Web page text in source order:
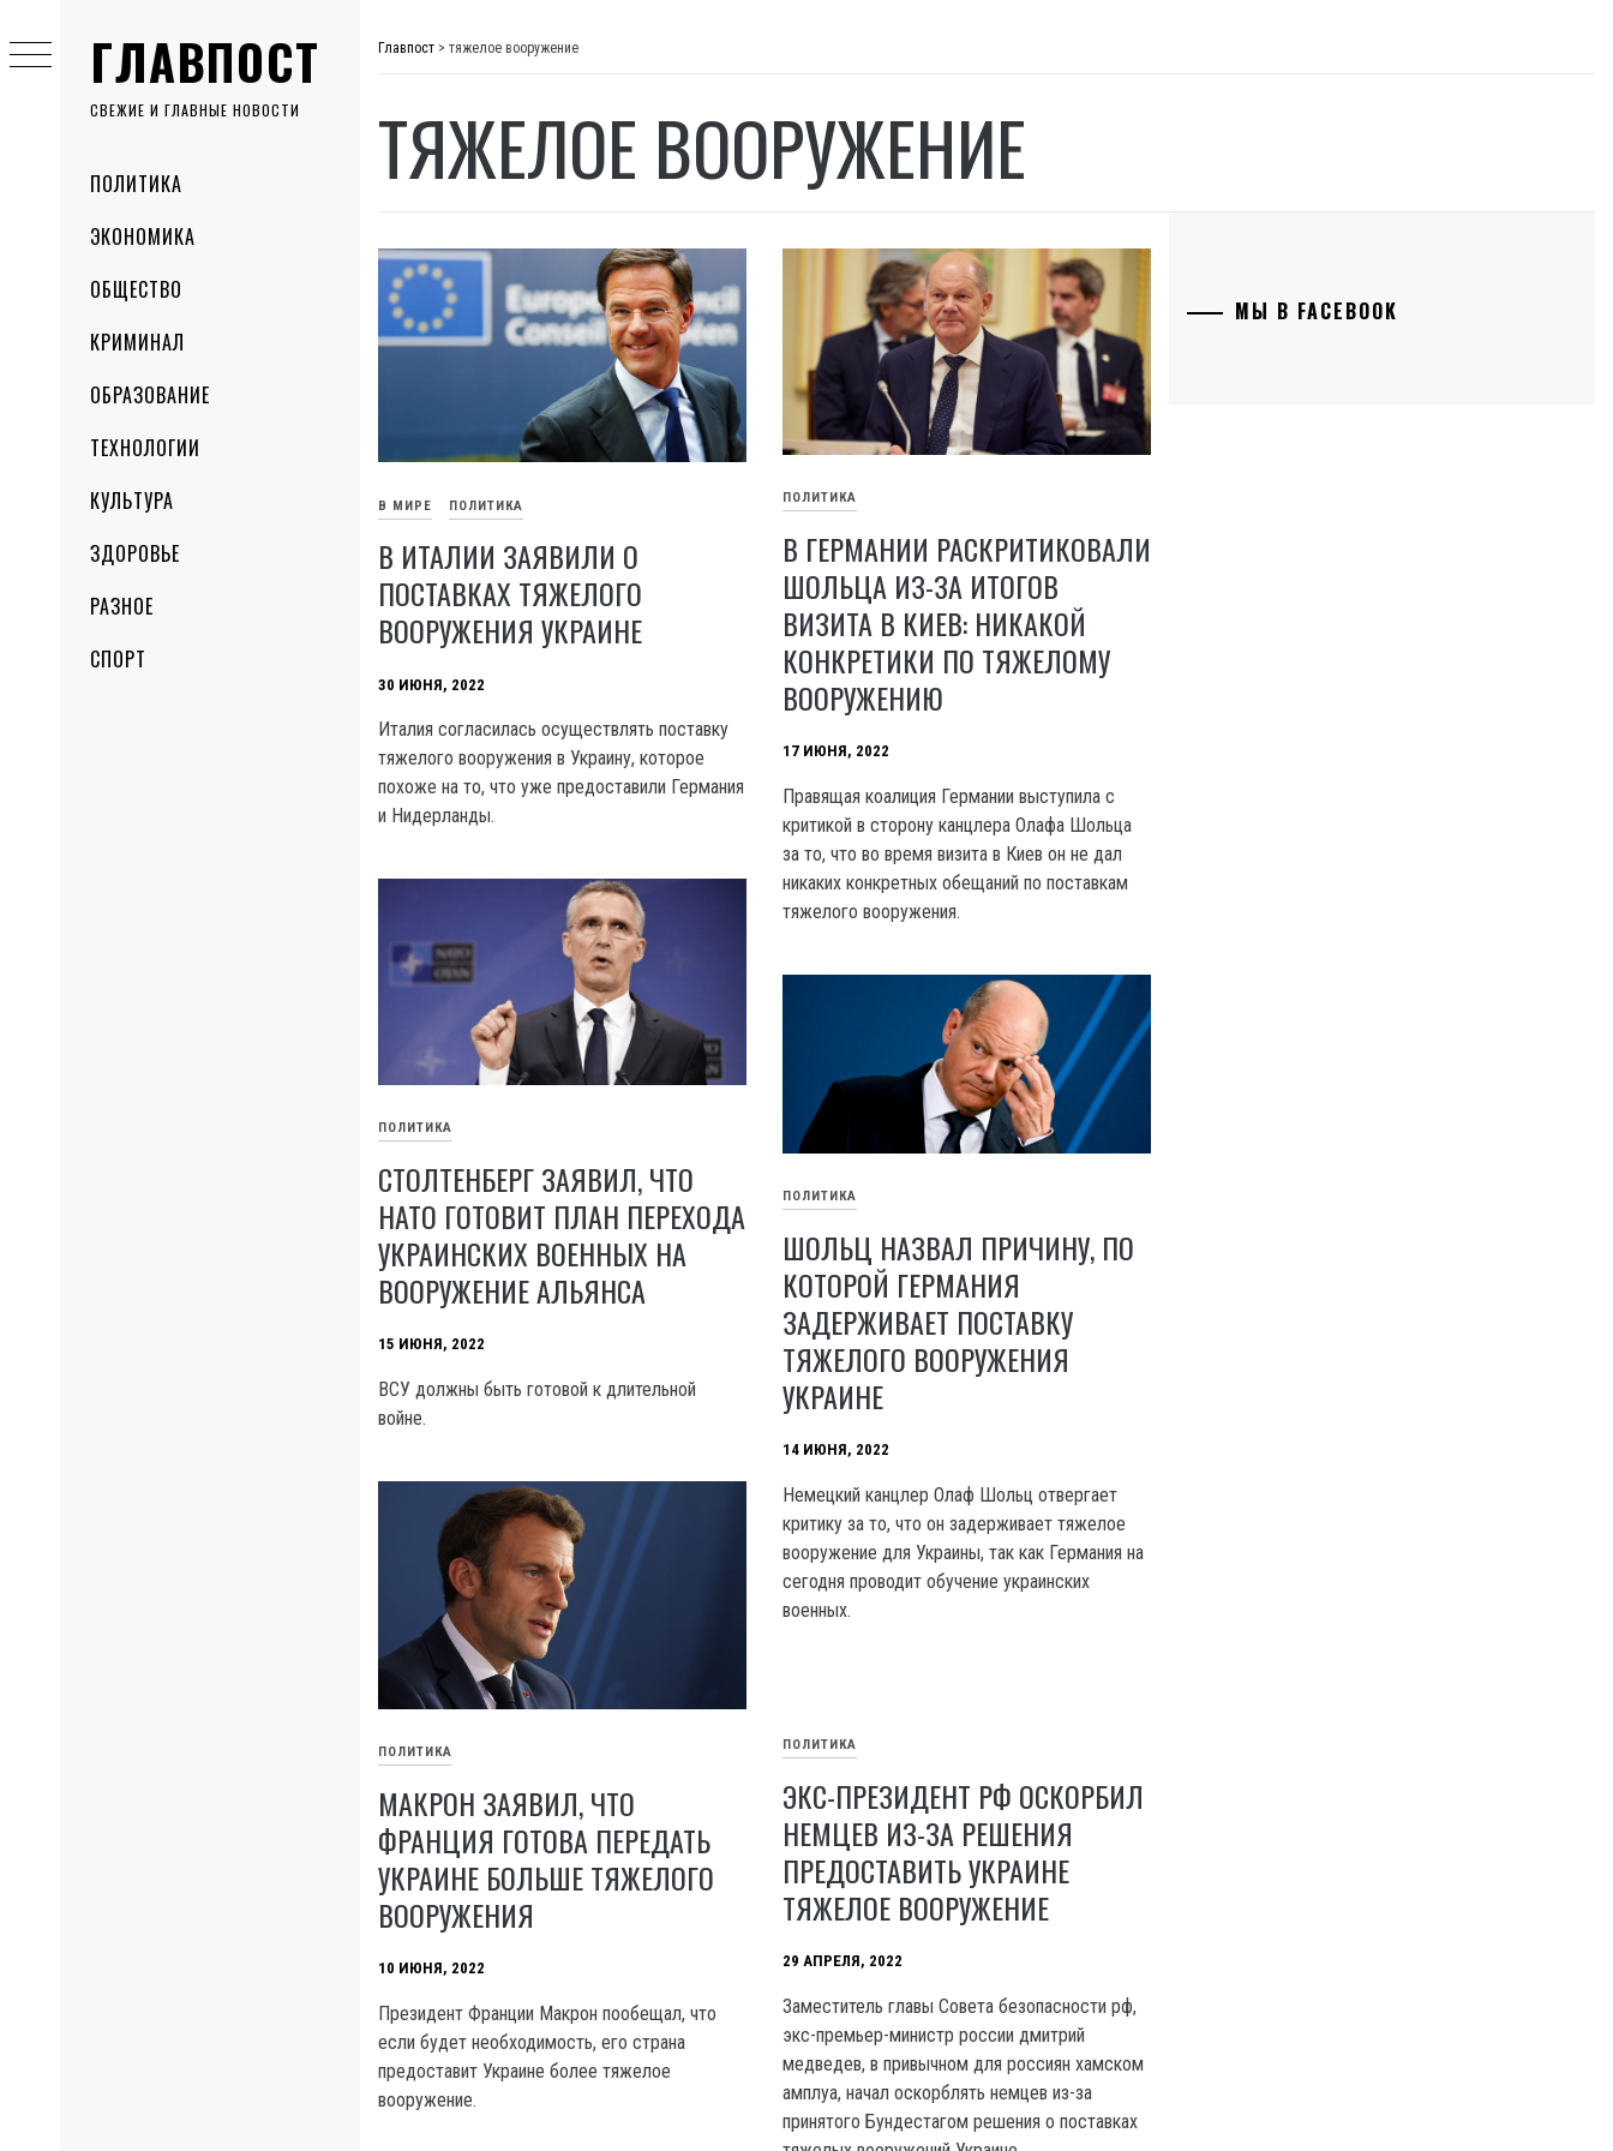
ГЛАВПОСТ
СВЕЖИЕ И ГЛАВНЫЕ НОВОСТИ
MenuПОЛИТИКА
ЭКОНОМИКА
ОБЩЕСТВО
КРИМИНАЛ
ОБРАЗОВАНИЕ
ТЕХНОЛОГИИ
КУЛЬТУРА
ЗДОРОВЬЕ
РАЗНОЕ
СПОРТ
to
content
Главпост > тяжелое вооружение
ТЯЖЕЛОЕ ВООРУЖЕНИЕ
В МИРЕ ПОЛИТИКА
В ИТАЛИИ ЗАЯВИЛИ О
ПОСТАВКАХ ТЯЖЕЛОГО
ВООРУЖЕНИЯ УКРАИНЕ
30 ИЮНЯ, 2022
Италия согласилась осуществлять поставку
тяжелого вооружения в Украину, которое
похоже на то, что уже предоставили Германия
и Нидерланды.
ПОЛИТИКА
В ГЕРМАНИИ РАСКРИТИКОВАЛИ
ШОЛЬЦА ИЗ-ЗА ИТОГОВ
ВИЗИТА В КИЕВ: НИКАКОЙ
КОНКРЕТИКИ ПО ТЯЖЕЛОМУ
ВООРУЖЕНИЮ
17 ИЮНЯ, 2022
Правящая коалиция Германии выступила с
критикой в сторону канцлера Олафа Шольца
за то, что во время визита в Киев он не дал
никаких конкретных обещаний по поставкам
тяжелого вооружения.
ПОЛИТИКА
СТОЛТЕНБЕРГ ЗАЯВИЛ, ЧТО
НАТО ГОТОВИТ ПЛАН ПЕРЕХОДА
УКРАИНСКИХ ВОЕННЫХ НА
ВООРУЖЕНИЕ АЛЬЯНСА
15 ИЮНЯ, 2022
ВСУ должны быть готовой к длительной
войне.
ПОЛИТИКА
ШОЛЬЦ НАЗВАЛ ПРИЧИНУ, ПО
КОТОРОЙ ГЕРМАНИЯ
ЗАДЕРЖИВАЕТ ПОСТАВКУ
ТЯЖЕЛОГО ВООРУЖЕНИЯ
УКРАИНЕ
14 ИЮНЯ, 2022
Немецкий канцлер Олаф Шольц отвергает
критику за то, что он задерживает тяжелое
вооружение для Украины, так как Германия на
сегодня проводит обучение украинских
военных.
ПОЛИТИКА
МАКРОН ЗАЯВИЛ, ЧТО
ФРАНЦИЯ ГОТОВА ПЕРЕДАТЬ
УКРАИНЕ БОЛЬШЕ ТЯЖЕЛОГО
ВООРУЖЕНИЯ
10 ИЮНЯ, 2022
Президент Франции Макрон пообещал, что
если будет необходимость, его страна
предоставит Украине более тяжелое
вооружение.
ПОЛИТИКА
ЭКС-ПРЕЗИДЕНТ РФ ОСКОРБИЛ
НЕМЦЕВ ИЗ-ЗА РЕШЕНИЯ
ПРЕДОСТАВИТЬ УКРАИНЕ
ТЯЖЕЛОЕ ВООРУЖЕНИЕ
29 АПРЕЛЯ, 2022
Заместитель главы Совета безопасности рф,
экс-премьер-министр россии дмитрий
медведев, в привычном для россиян хамском
амплуа, начал оскорблять немцев из-за
принятого Бундестагом решения о поставках
МЫ В FACEBOOK